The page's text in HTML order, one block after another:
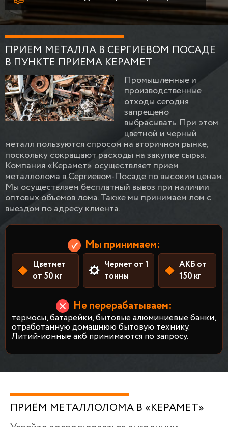
ПРИЕМ МЕТАЛЛА В СЕРГИЕВОМ ПОСАДЕ
В ПУНКТЕ ПРИЕМА КЕРАМЕТ
Промышленные и
производственные
отходы сегодня
запрещено
выбрасывать. При этом
цветной и черный
металл пользуются спросом на вторичном рынке,
поскольку сокращают расходы на закупке сырья.
Компания «Керамет» осуществляет прием
металлолома в Сергиевом-Посаде по высоким ценам.
Мы осуществляем бесплатный вывоз при наличии
оптовых объемов лома. Также мы принимаем лом с
выездом по адресу клиента.
Мы принимаем:
Цветмет
от 50 кг
Чермет от 1
тонны
АКБ от
150 кг
Не перерабатываем:
термосы, батарейки, бытовые алюминиевые банки,
отработанную домашнюю бытовую технику.
Литий-ионные акб принимаются по запросу.
ПРИЁМ МЕТАЛЛОЛОМА В «КЕРАМЕТ»